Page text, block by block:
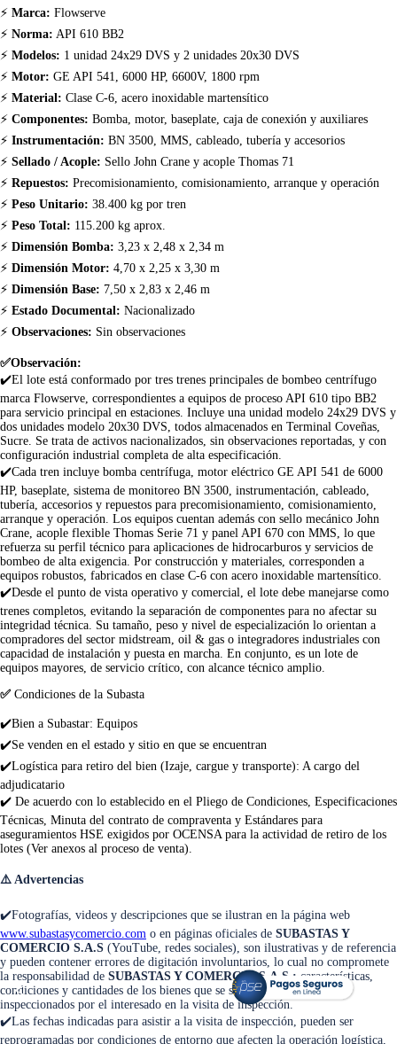
⚡ Marca: Flowserve
⚡ Norma: API 610 BB2
⚡ Modelos: 1 unidad 24x29 DVS y 2 unidades 20x30 DVS
⚡ Motor: GE API 541, 6000 HP, 6600V, 1800 rpm
⚡ Material: Clase C-6, acero inoxidable martensítico
⚡ Componentes: Bomba, motor, baseplate, caja de conexión y auxiliares
⚡ Instrumentación: BN 3500, MMS, cableado, tubería y accesorios
⚡ Sellado / Acople: Sello John Crane y acople Thomas 71
⚡ Repuestos: Precomisionamiento, comisionamiento, arranque y operación
⚡ Peso Unitario: 38.400 kg por tren
⚡ Peso Total: 115.200 kg aprox.
⚡ Dimensión Bomba: 3,23 x 2,48 x 2,34 m
⚡ Dimensión Motor: 4,70 x 2,25 x 3,30 m
⚡ Dimensión Base: 7,50 x 2,83 x 2,46 m
⚡ Estado Documental: Nacionalizado
⚡ Observaciones: Sin observaciones
✅Observación:
✔️El lote está conformado por tres trenes principales de bombeo centrífugo
marca Flowserve, correspondientes a equipos de proceso API 610 tipo BB2
para servicio principal en estaciones. Incluye una unidad modelo 24x29 DVS y
dos unidades modelo 20x30 DVS, todos almacenados en Terminal Coveñas,
Sucre. Se trata de activos nacionalizados, sin observaciones reportadas, y con
configuración industrial completa de alta especificación.
✔️Cada tren incluye bomba centrífuga, motor eléctrico GE API 541 de 6000
HP, baseplate, sistema de monitoreo BN 3500, instrumentación, cableado,
tubería, accesorios y repuestos para precomisionamiento, comisionamiento,
arranque y operación. Los equipos cuentan además con sello mecánico John
Crane, acople flexible Thomas Serie 71 y panel API 670 con MMS, lo que
refuerza su perfil técnico para aplicaciones de hidrocarburos y servicios de
bombeo de alta exigencia. Por construcción y materiales, corresponden a
equipos robustos, fabricados en clase C-6 con acero inoxidable martensítico.
✔️Desde el punto de vista operativo y comercial, el lote debe manejarse como
trenes completos, evitando la separación de componentes para no afectar su
integridad técnica. Su tamaño, peso y nivel de especialización lo orientan a
compradores del sector midstream, oil & gas o integradores industriales con
capacidad de instalación y puesta en marcha. En conjunto, es un lote de
equipos mayores, de servicio crítico, con alcance técnico amplio.
✅ Condiciones de la Subasta
✔️Bien a Subastar: Equipos
✔️Se venden en el estado y sitio en que se encuentran
✔️Logística para retiro del bien (Izaje, cargue y transporte): A cargo del
adjudicatario
✔️ De acuerdo con lo establecido en el Pliego de Condiciones, Especificaciones
Técnicas, Minuta del contrato de compraventa y Estándares para
aseguramientos HSE exigidos por OCENSA para la actividad de retiro de los
lotes (Ver anexos al proceso de venta).
⚠️ Advertencias
✔️Fotografías, videos y descripciones que se ilustran en la página web
www.subastasycomercio.com o en páginas oficiales de SUBASTAS Y
COMERCIO S.A.S (YouTube, redes sociales), son ilustrativas y de referencia
y pueden contener errores de digitación involuntarios, lo cual no compromete
la responsabilidad de SUBASTAS Y COMERCIO S.A.S.; características,
condiciones y cantidades de los bienes que se subastan deberán ser
inspeccionados por el interesado en la visita de inspección.
✔️Las fechas indicadas para asistir a la visita de inspección, pueden ser
reprogramadas por condiciones de entorno que afecten la operación logística,
< >